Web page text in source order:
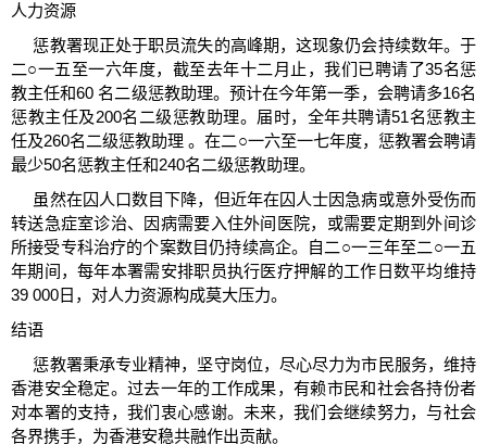
人力资源
惩教署现正处于职员流失的高峰期，这现象仍会持续数年。于
二○一五至一六年度，截至去年十二月止，我们已聘请了35名惩
教主任和60 名二级惩教助理。预计在今年第一季，会聘请多16名
惩教主任及200名二级惩教助理。届时，全年共聘请51名惩教主
任及260名二级惩教助理 。在二○一六至一七年度，惩教署会聘请
最少50名惩教主任和240名二级惩教助理。
虽然在囚人口数目下降，但近年在囚人士因急病或意外受伤而
转送急症室诊治、因病需要入住外间医院，或需要定期到外间诊
所接受专科治疗的个案数目仍持续高企。自二○一三年至二○一五
年期间，每年本署需安排职员执行医疗押解的工作日数平均维持
39 000日，对人力资源构成莫大压力。
结语
惩教署秉承专业精神，坚守岗位，尽心尽力为市民服务，维持
香港安全稳定。过去一年的工作成果，有赖市民和社会各持份者
对本署的支持，我们衷心感谢。未来，我们会继续努力，与社会
各界携手，为香港安稳共融作出贡献。